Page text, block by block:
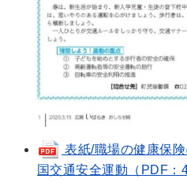
表紙/職場の健康保
国交通安全運動（PDF：